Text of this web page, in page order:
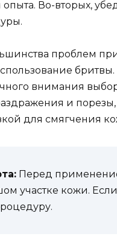
Во-вторых,
проблем
внимания
и
для смягчения
Перед
участке кожи.